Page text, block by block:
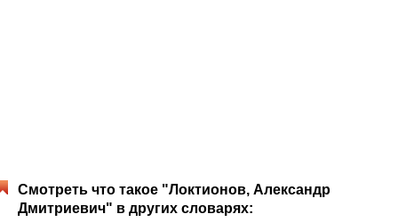
Смотреть что такое "Локтионов, Александр
Дмитриевич" в других словарях: